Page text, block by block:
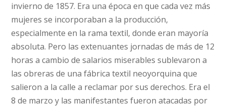
invierno de 1857. Era una época en que cada vez más
mujeres se incorporaban a la producción,
especialmente en la rama textil, donde eran mayoría
absoluta. Pero las extenuantes jornadas de más de 12
horas a cambio de salarios miserables sublevaron a
las obreras de una fábrica textil neoyorquina que
salieron a la calle a reclamar por sus derechos. Era el
8 de marzo y las manifestantes fueron atacadas por